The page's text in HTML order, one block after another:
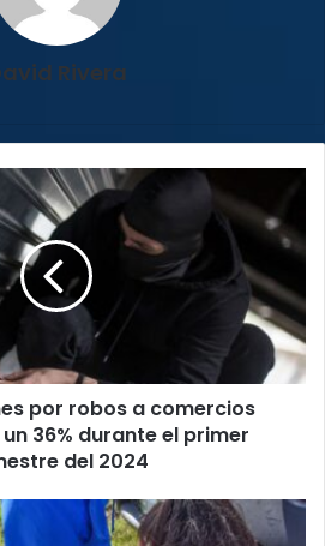
Rivera
por robos a comercios
36% durante el primer
del 2024